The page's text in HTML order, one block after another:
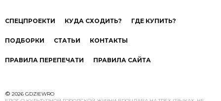
СПЕЦПРОЕКТИ КУДА СХОДИТЬ? ГДЕ КУПИТЬ?
ПОДБОРКИ СТАТЬИ КОНТАКТЫ
ПРАВИЛА ПЕРЕПЕЧАТИ ПРАВИЛА САЙТА
© 2026 GDZIEWRO